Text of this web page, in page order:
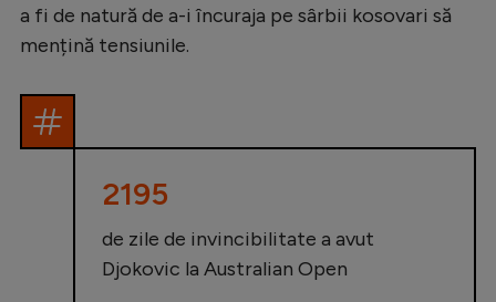
a fi de natură de a-i încuraja pe sârbii kosovari să
mențină tensiunile.
2195
de zile de invincibilitate a avut
Djokovic la Australian Open